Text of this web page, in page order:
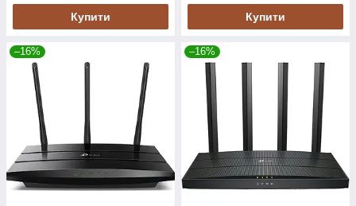
Купити Купити
–16% –16%